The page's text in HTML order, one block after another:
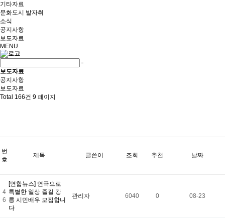
기타자료
문화도시 발자취
소식
공지사항
보도자료
MENU
보도자료
공지사항
보도자료
Total 166건 9 페이지
번
호
제목 글쓴이 조회 추천 날짜
4
6
[연합뉴스] 연극으로
특별한 일상 즐길 강
릉 시민배우 모집합니
다
관리자 6040 0 08-23